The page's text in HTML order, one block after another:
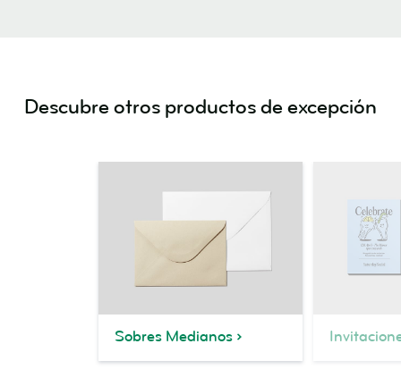
Descubre otros productos de excepción
Sobres Medianos